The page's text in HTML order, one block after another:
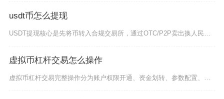
usdt币怎么提现
虚拟币杠杆交易怎么操作